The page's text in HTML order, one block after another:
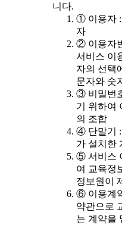
니다.
① 이용자 :
자
② 이용자
서비스 이
자의 선택
문자와 숫
③ 비밀번
기 위하여
의 조합
④ 단말기 :
가 설치한
⑤ 서비스
여 교육정
정보원이
⑥ 이용계
약관으로
는 계약을